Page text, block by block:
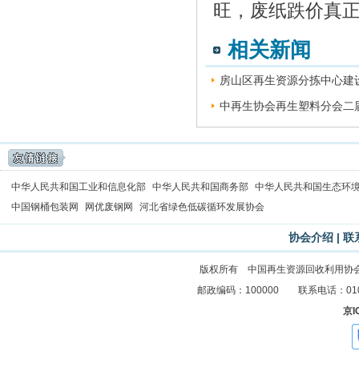
旺，废纸跌价真
相关新闻
房山区再生资源分拣中心建
中再生协会再生塑料分会二
中华人民共和国工业和信息化部 中华人民共和国商务部 中华人民共和国生态环
中国钢桶包装网
网优废钢网 河北省绿色低碳循环发展协会
协会介绍 | 联
版权所有 中国再生资源回收利用
邮政编码：100000 联系电话：
京